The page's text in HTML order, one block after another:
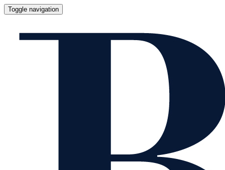
Toggle navigation